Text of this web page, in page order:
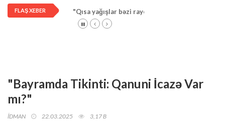
FLAŞ XEBER "Qısa yağışlar bəzi rayonlarda davam edir"
"Bayramda Tikinti: Qanuni İcazə Var
mı?"
İDMAN 22.03.2025 3,17 B